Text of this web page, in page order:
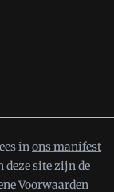
inons manifest
deze site zijn de
Voorwaarden